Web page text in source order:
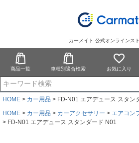
カーメイト 公式オンラインス
商品一覧 車種別適合検索 お気に入り
HOME カー用品
FD-N01 エアデュース スタン
HOME
カー用品 カーアクセサリー
エアコン
FD-N01 エアデュース スタンダード N01